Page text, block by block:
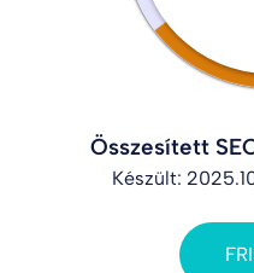
Összesített
Készült: